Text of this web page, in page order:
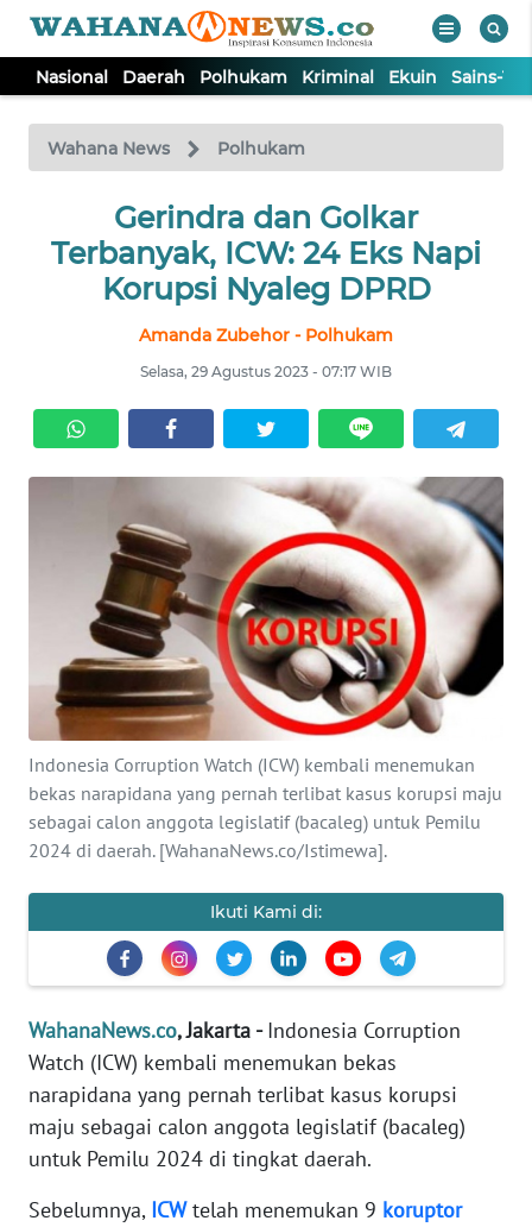
Nasional Daerah Polhukam Kriminal Ekuin Sains-
Wahana News Polhukam
Gerindra dan Golkar
Terbanyak, ICW: 24 Eks Napi
Korupsi Nyaleg DPRD
Amanda Zubehor - Polhukam
Selasa, 29 Agustus 2023 - 07:17 WIB
Indonesia Corruption Watch (ICW) kembali menemukan
bekas narapidana yang pernah terlibat kasus korupsi maju
sebagai calon anggota legislatif (bacaleg) untuk Pemilu
2024 di daerah. [WahanaNews.co/Istimewa].
Ikuti Kami di:
WahanaNews.co, Jakarta -Indonesia Corruption
Watch (ICW) kembali menemukan bekas
narapidana yang pernah terlibat kasus korupsi
maju sebagai calon anggota legislatif (bacaleg)
untuk Pemilu 2024 di tingkat daerah.
Sebelumnya, ICWtelah menemukan 9 koruptor
TV
Tutup
NASIONAL
KRIMINAL
EKUIN
SAINS-TEKNO
KESEHATAN
INTERNASIONAL
SERBA-SERBI
PENDIDIKAN
Informasi
INDEKS
BERITA
KONTAK